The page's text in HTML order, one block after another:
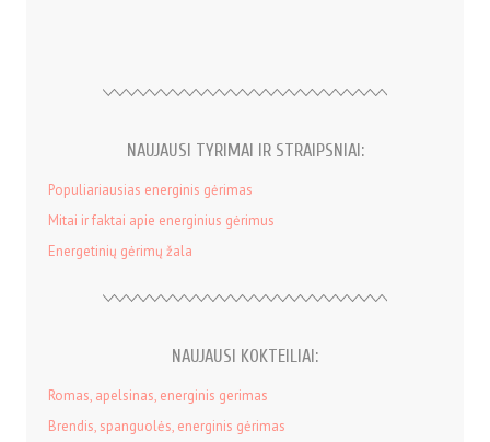
NAUJAUSI TYRIMAI IR STRAIPSNIAI:
Populiariausias energinis gėrimas
Mitai ir faktai apie energinius gėrimus
Energetinių gėrimų žala
NAUJAUSI KOKTEILIAI:
Romas, apelsinas, energinis gerimas
Brendis, spanguolės, energinis gėrimas